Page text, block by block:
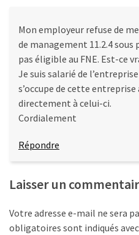
Mon employeur refuse de
de management 11.2.4 sous
pas éligible au FNE. Est-ce
Je suis salarié de
s’occupe de cette entreprise
directement à celui-ci.
Cordialement
Répondre
Laisser un
Votre adresse e-mail ne sera
obligatoires sont indiqués avec